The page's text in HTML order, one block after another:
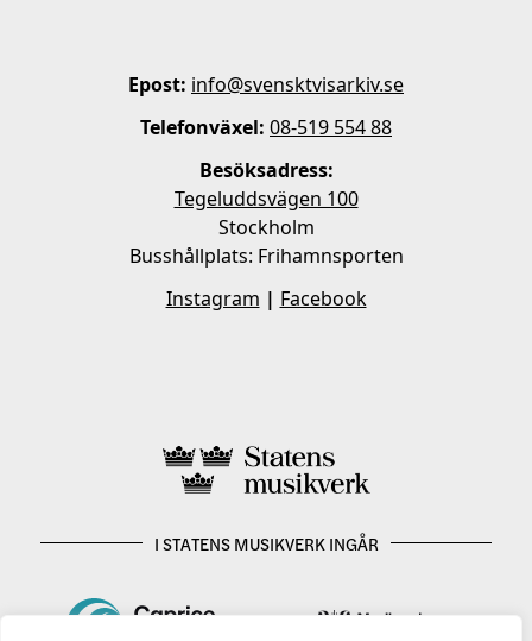
Epost: info@svensktvisarkiv.se
Telefonväxel: 08-519 554 88
Besöksadress:
Tegeluddsvägen 100
Stockholm
Busshållplats: Frihamnsporten
Instagram | Facebook
I STATENS MUSIKVERK INGÅR